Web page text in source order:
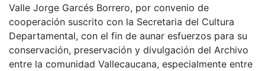
Valle Jorge Garcés Borrero, por convenio de
cooperación suscrito con la Secretaria del Cultura
Departamental, con el fin de aunar esfuerzos para su
conservación, preservación y divulgación del Archivo
entre la comunidad Vallecaucana, especialmente entre